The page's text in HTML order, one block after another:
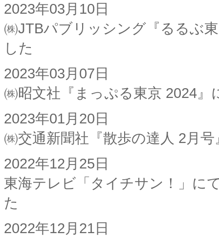
2023年03月10日
㈱JTBパブリッシング『るるぶ
した
2023年03月07日
㈱昭文社『まっぷる東京 2024
2023年01月20日
㈱交通新聞社『散歩の達人 2月
2022年12月25日
東海テレビ「タイチサン！」に
た
2022年12月21日